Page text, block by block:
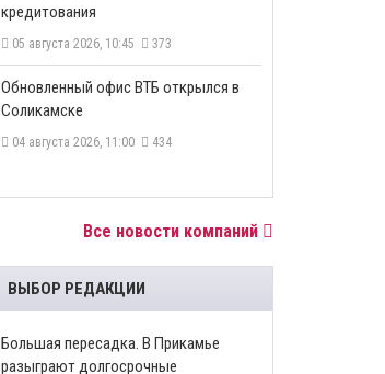
кредитования
05 августа 2026, 10:45 373
​Обновленный офис ВТБ открылся в
Соликамске
04 августа 2026, 11:00 434
Все новости компаний
ВЫБОР РЕДАКЦИИ
Большая пересадка. В Прикамье
разыграют долгосрочные